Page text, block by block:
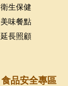
衛生保健
美味餐點
延長照顧
食品安全專區